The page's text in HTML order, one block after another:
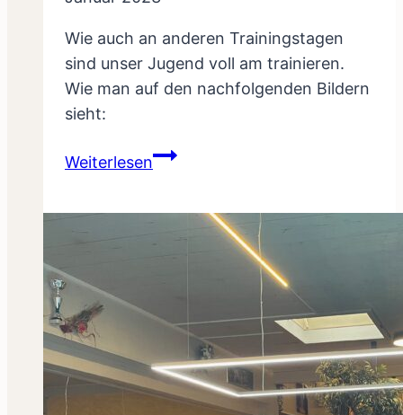
Wie auch an anderen Trainingstagen
sind unser Jugend voll am trainieren.
Wie man auf den nachfolgenden Bildern
sieht:
WeiterlesenMittwochstraining